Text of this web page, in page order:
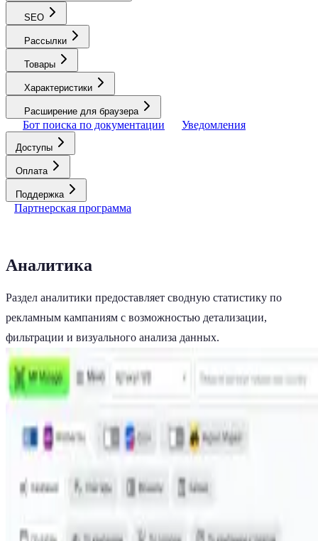
SEO
Рассылки
Товары
Характеристики
Расширение для браузера
Бот поиска по документации Уведомления
Доступы
Оплата
Поддержка
Партнерская программа
Аналитика
Раздел аналитики предоставляет сводную статистику по
рекламным кампаниям с возможностью детализации,
фильтрации и визуального анализа данных.